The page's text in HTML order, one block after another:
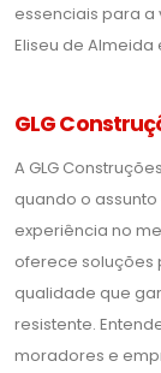
essenciais para
Eliseu de
GLG
A GLG
quando o
experiência no
oferece soluções
qualidade que
resistente.
moradores e